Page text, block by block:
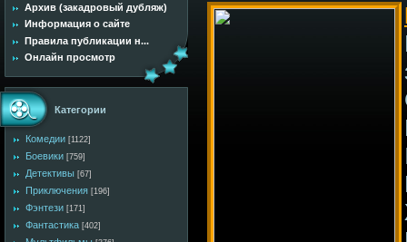
Архив (закадровый дубляж)
Информация о сайте
Правила публикации н...
Онлайн просмотр
Категории
Комедии [1122]
Боевики [759]
Детективы [67]
Приключения [196]
Фэнтези [171]
Фантастика [402]